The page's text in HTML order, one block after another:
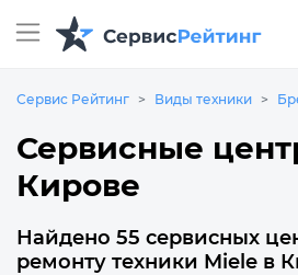
Сервис Рейтинг Виды техники
Сервисные
Кирове
Найдено 55 сервисных
ремонту техники Miele в